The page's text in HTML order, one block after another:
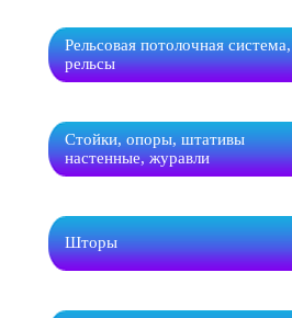
Рельсовая потолочная система,
рельсы
Стойки, опоры, штативы
настенные, журавли
Шторы